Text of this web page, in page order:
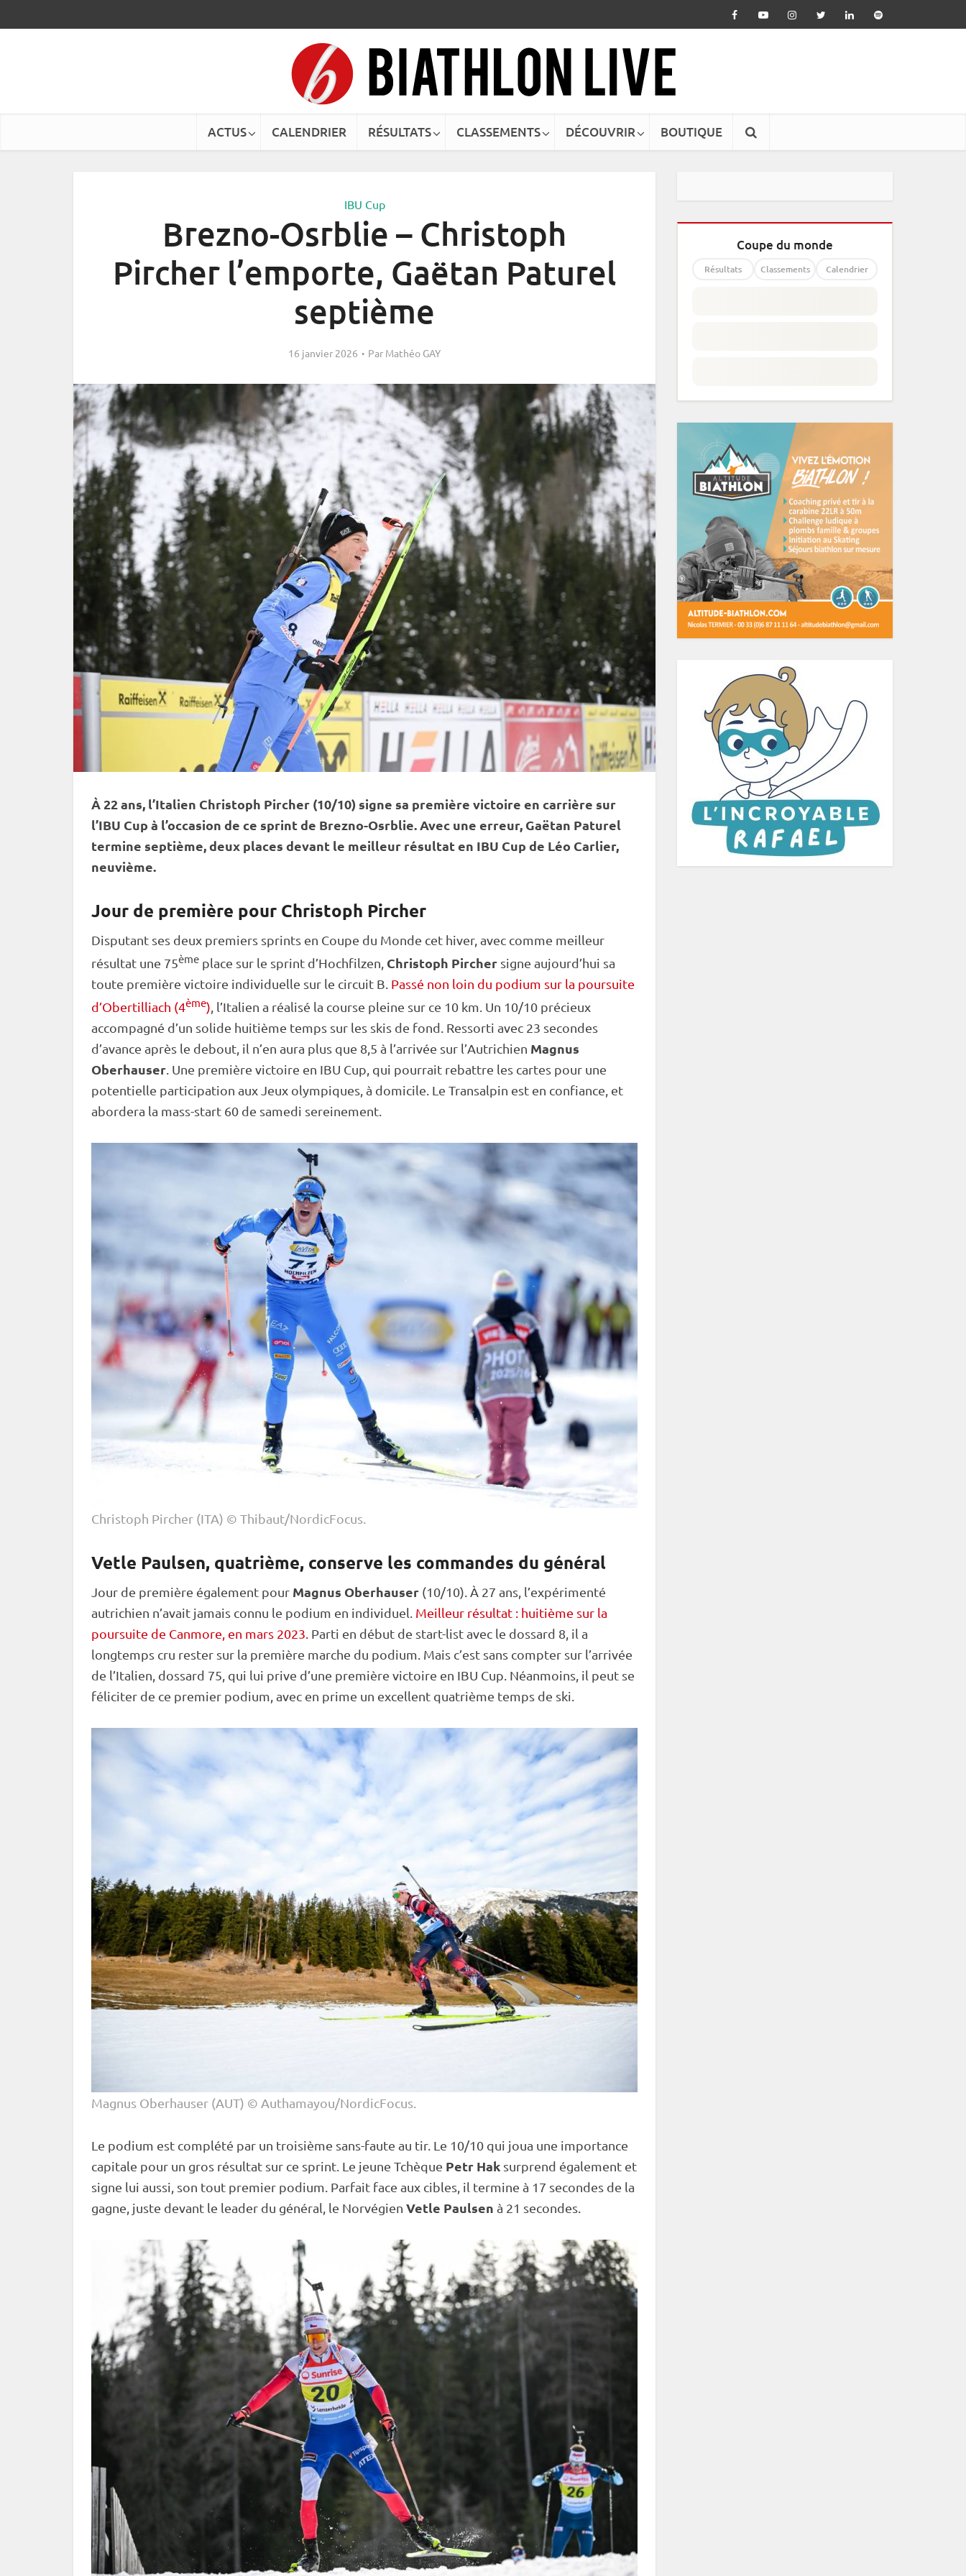
ACTUS CALENDRIER RÉSULTATS CLASSEMENTS DÉCOUVRIR BOUTIQUE
IBU Cup
Brezno-Osrblie – Christoph
Pircher l’emporte, Gaëtan Paturel
septième
16 janvier 2026 Par Mathéo GAY
À 22 ans, l’Italien Christoph Pircher (10/10) signe sa première victoire en carrière sur
l’IBU Cup à l’occasion de ce sprintde Brezno-Osrblie. Avec une erreur, Gaëtan Paturel
termine septième, deux places devant le meilleur résultat en IBU Cup de Léo Carlier,
neuvième.
Jour de première pour Christoph Pircher
Disputant ses deux premiers sprints en Coupe du Monde cet hiver, avec comme meilleur
résultat une 75ème place sur le sprint d’Hochfilzen, Christoph Pircher signe aujourd’hui sa
toute première victoire individuelle sur le circuit B. Passé non loin du podium sur la poursuite
d’Obertilliach (4ème) , l’Italien a réalisé la course pleine sur ce 10 km. Un 10/10 précieux
accompagné d’un solide huitième temps sur les skis de fond. Ressorti avec 23 secondes
d’avance après le debout , il n’en aura plus que 8,5 à l’arrivée sur l’Autrichien Magnus
Oberhauser . Une première victoire en IBU Cup , qui pourrait rebattre les cartes pour une
potentielle participation aux Jeux olympiques , à domicile. Le Transalpin est en confiance, et
abordera la mass-start 60 de samedi sereinement.
Christoph Pircher (ITA) © Thibaut/NordicFocus.
Vetle Paulsen, quatrième, conserve les commandes du général
Jour de première également pour Magnus Oberhauser (10/10). À 27 ans, l’expérimenté
autrichien n’avait jamais connu le podium en individuel Meilleur résultat : huitième sur la
poursuite de Canmore, en mars 2023. Parti en début de start-list avec le dossard 8, il a
longtemps cru rester sur la première marche du podium. Mais c’est sans compter sur l’arrivée
de l’Italien, dossard 75, qui lui prive d’une première victoire en IBU Cup . Néanmoins, il peut se
féliciter de ce premier podium, avec en prime un excellent quatrième temps de ski.
Magnus Oberhauser (AUT) © Authamayou/NordicFocus.
Le podium est complété par un troisième sans-faute au tir. Le 10/10 qui joua une importance
capitale pour un gros résultat sur ce sprint . Le jeune Tchèque Petr Hak surprend également et
signe lui aussi, son tout premier podium. Parfait face aux cibles, il termine à 17 secondes de la
gagne, juste devant le leader du général, le Norvégien Vetle Paulsen à 21 secondes.
Coupe du monde
Résultats Classements Calendrier